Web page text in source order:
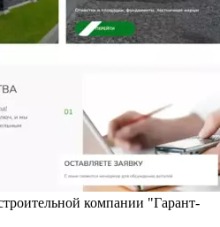
компании "Гарант-